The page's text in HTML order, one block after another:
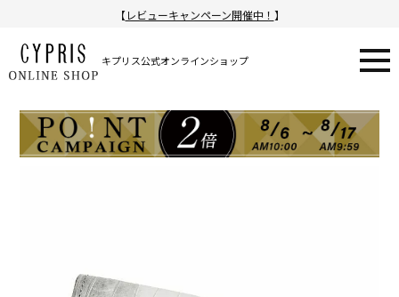
【レビューキャンペーン開催中！ 】
キプリス公式オンラインショップ